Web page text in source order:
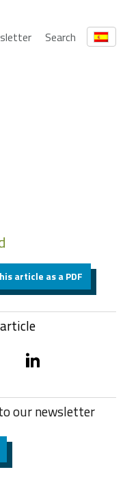
Search
article as a PDF
linkedin
ournewsletter